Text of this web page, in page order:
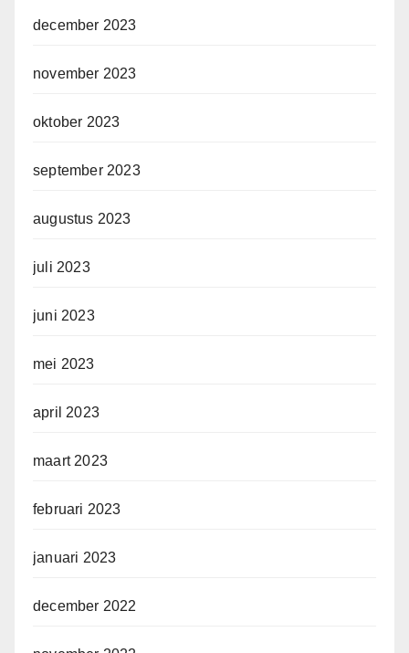
december 2023
november 2023
oktober 2023
september 2023
augustus 2023
juli 2023
juni 2023
mei 2023
april 2023
maart 2023
februari 2023
januari 2023
december 2022